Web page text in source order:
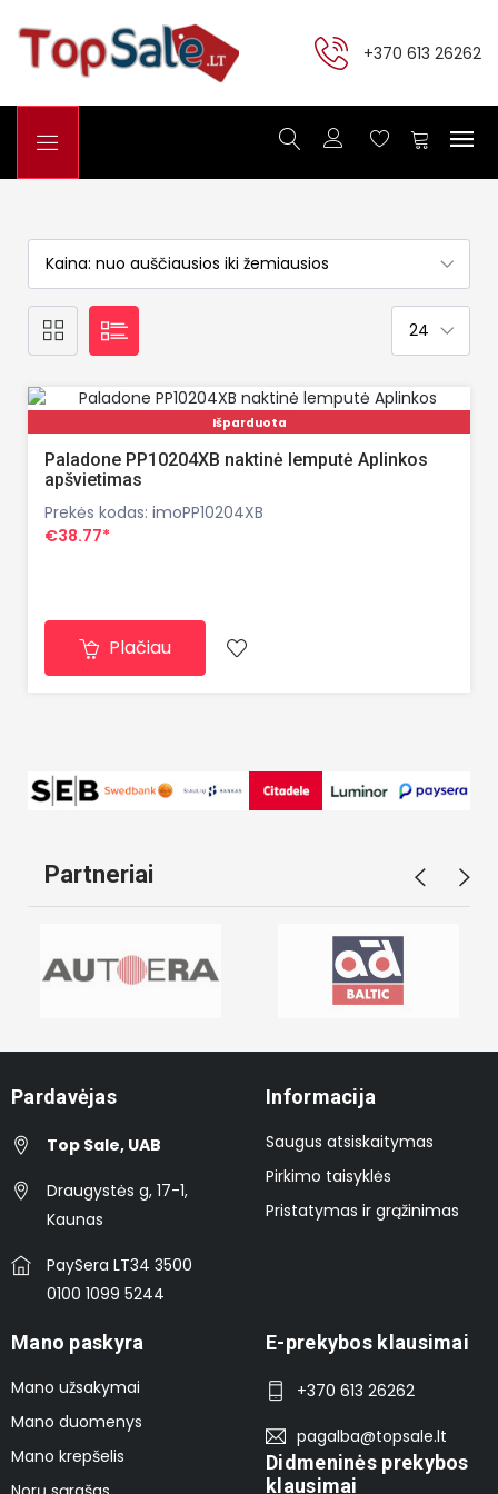
+370 613 26262
Išparduota
Paladone PP10204XB naktinė lemputė Aplinkos
apšvietimas
Prekės kodas: imoPP10204XB
€38.77*
Plačiau
Partneriai
Pardavėjas
Top Sale, UAB
Draugystės g, 17-1,
Kaunas
PaySera LT34 3500
0100 1099 5244
Informacija
Saugus atsiskaitymas
Pirkimo taisyklės
Pristatymas ir grąžinimas
Mano paskyra
Mano užsakymai
Mano duomenys
Mano krepšelis
E-prekybos klausimai
+370 613 26262
pagalba@topsale.lt
Didmeninės prekybos
klausimai